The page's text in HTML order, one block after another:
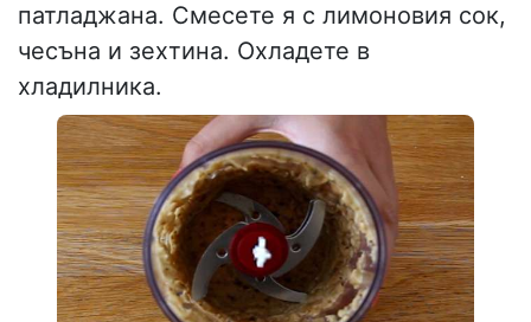
патладжана. Смесете я с лимоновия сок,
чесъна и зехтина. Охладете в
хладилника.